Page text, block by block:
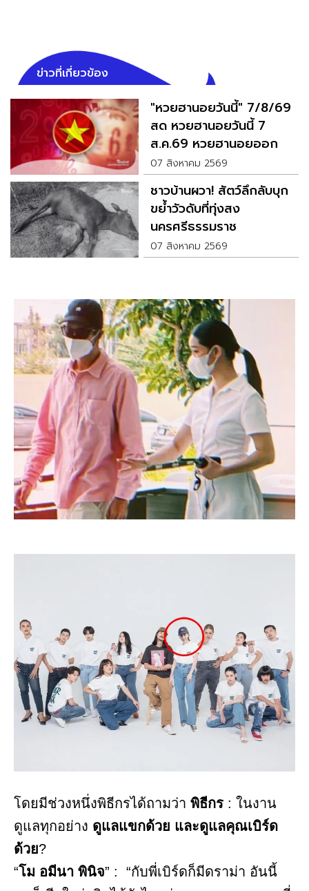
ข่าวที่เกี่ยวข้อง
"หวยฮานอยวันนี้" 7/8/69
สด หวยฮานอยวันนี้ 7
ส.ค.69 หวยฮานอยออก
อะไร
07 สิงหาคม 2569
ชาวบ้านผวา! สัตว์ลึกลับบุก
ขย้ำวัวดับที่ทุ่งสง
นครศรีธรรมราช
07 สิงหาคม 2569
โดยมีช่วงหนึ่งพิธีกรได้ถามว่า พิธีกร : ในงาน
ดูแลทุกอย่าง ดูแลแขกด้วย และดูแลคุณเบิร์ด
ด้วย?
“โม อมีนา พินิจ” : “กับพี่เบิร์ดก็มีดราม่า อันนี้